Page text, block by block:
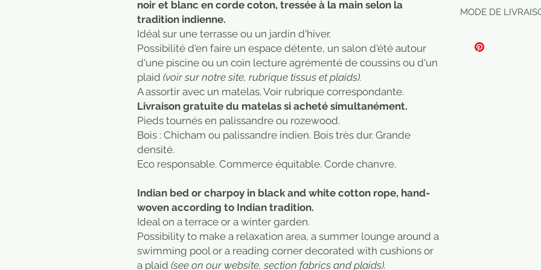
noir et blanc en corde coton, tressée à la main selon la
tradition indienne.
Idéal sur une terrasse ou un jardin d'hiver.
Possibilité d'en faire un espace détente, un salon d'été autour
d'une piscine ou un coin lecture agrémenté de coussins ou d'un
plaid (voir sur notre site, rubrique tissus et plaids).
A assortir avec un matelas. Voir rubrique correspondante.
Livraison gratuite du matelas si acheté simultanément.
Pieds tournés en palissandre ou rozewood.
Bois : Chicham ou palissandre indien. Bois très dur. Grande
densité.
Eco responsable. Commerce équitable. Corde chanvre.
Indian bed or charpoy in black and white cotton rope, hand-
woven according to Indian tradition.
Ideal on a terrace or a winter garden.
Possibility to make a relaxation area, a summer lounge around a
swimming pool or a reading corner decorated with cushions or
a plaid (see on our website, section fabrics and plaids).
Example of
- South West
this route) : 70 euros
Our charpoy beds
assortiments:
Black and white.
MODE DE